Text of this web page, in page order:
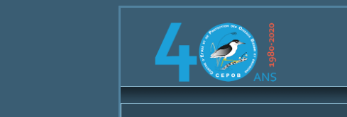
Bienvenue